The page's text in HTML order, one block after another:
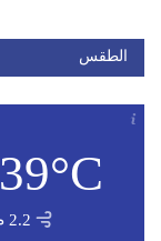
الطقس
39°C
2.2 م\ث